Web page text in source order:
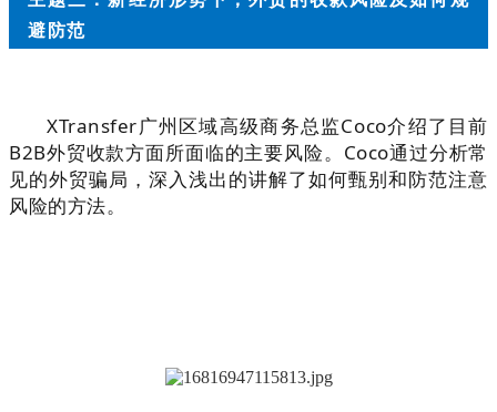
避防范
XTransfer广州区域高级商务总监Coco介绍了目前
B2B外贸收款方面所面临的主要风险。Coco通过分析常
见的外贸骗局，深入浅出的讲解了如何甄别和防范注意
风险的方法。